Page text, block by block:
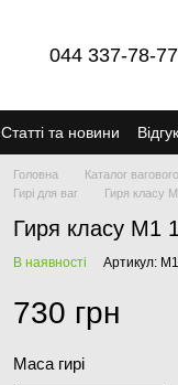
044 337-78-77
Статті та новини
Головна Каталог
Гирі для ваг
Гиря класу
Гиря класу М1
В наявності Артикул: М1
730 грн
Маса гирі